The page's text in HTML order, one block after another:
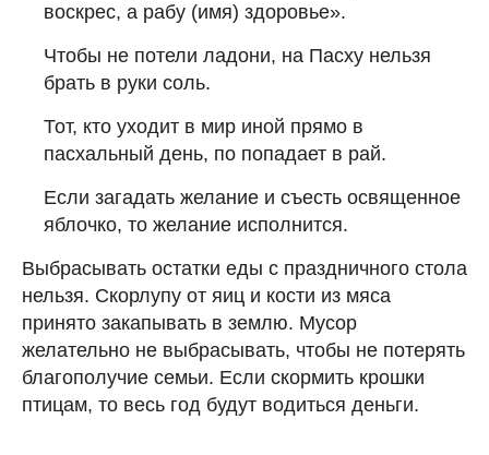
воскрес, а рабу (имя) здоровье».
Чтобы не потели ладони, на Пасху нельзя
брать в руки соль.
Тот, кто уходит в мир иной прямо в
пасхальный день, по попадает в рай.
Если загадать желание и съесть освященное
яблочко, то желание исполнится.
Выбрасывать остатки еды с праздничного стола
нельзя. Скорлупу от яиц и кости из мяса
принято закапывать в землю. Мусор
желательно не выбрасывать, чтобы не потерять
благополучие семьи. Если скормить крошки
птицам, то весь год будут водиться деньги.